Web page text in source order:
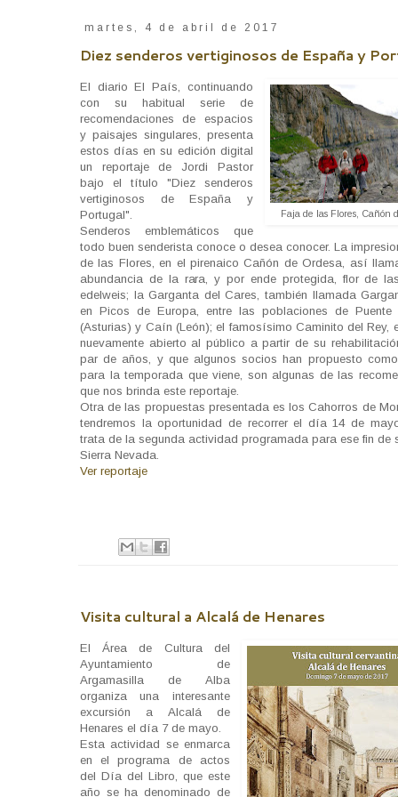
martes, 4 de abril de 2017
Diez senderos vertiginosos de España y
Faja de las Flores, Cañón
El diario El País, continuando
con su habitual serie de
recomendaciones de espacios
y paisajes singulares, presenta
estos días en su edición digital
un reportaje de Jordi Pastor
bajo el título "Diez senderos
vertiginosos de España y
Portugal".
Senderos emblemáticos que
todo buen senderista conoce o desea conocer. La
de las Flores, en el pirenaico Cañón de Ordesa, así
abundancia de la rara, y por ende protegida, flor de
edelweis; la Garganta del Cares, también llamada
en Picos de Europa, entre las poblaciones de Puente
(Asturias) y Caín (León); el famosísimo Caminito del Rey,
nuevamente abierto al público a partir de su
par de años, y que algunos socios han propuesto
para la temporada que viene, son algunas de las
que nos brinda este reportaje.
Otra de las propuestas presentada es los Cahorros de
tendremos la oportunidad de recorrer el día 14 de
trata de la segunda actividad programada para ese fin de
Sierra Nevada.
Ver reportaje
Visita cultural a Alcalá de Henares
El Área de Cultura del
Ayuntamiento de
Argamasilla de Alba
organiza una interesante
excursión a Alcalá de
Henares el día 7 de mayo.
Esta actividad se enmarca
en el programa de actos
del Día del Libro, que este
año se ha denominado de